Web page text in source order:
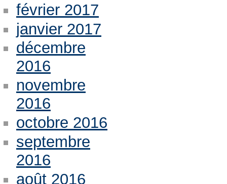
février 2017
janvier 2017
décembre
2016
novembre
2016
octobre 2016
septembre
2016
août 2016